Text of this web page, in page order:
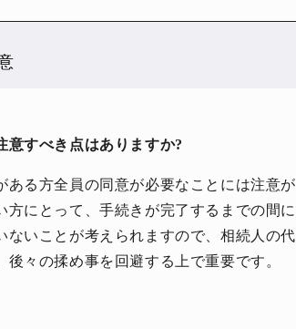
すべき点はありますか?
る方全員の同意が必要なことには注意が
にとって、手続きが完了するまでの間に
いことが考えられますので、相続人の代
々の揉め事を回避する上で重要です。